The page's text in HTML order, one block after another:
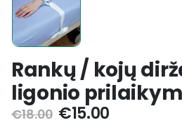
Rankų / kojų
ligonio
€18.00 €15.00